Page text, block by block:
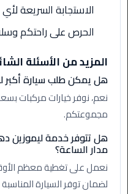
الساخن
ليموزين
مطار
العاصمة
الادارية
ليموزين
القاهرة
الي
اسكندرية
الاستجابة السريعة
الحرص على راحتكم
المزيد من الأسئلة
هل يمكن طلب سيارة أكبر
نعم، نوفر خيارات مركبات
مجموعتكم.
هل تتوفر خدمة ليموزين
مدار الساعة؟
نعمل على تغطية معظم
لضمان توفر السيارة